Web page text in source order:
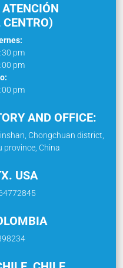
pm
pm
pm
AND OFFICE:
Chongchuan district,
province, China
USA